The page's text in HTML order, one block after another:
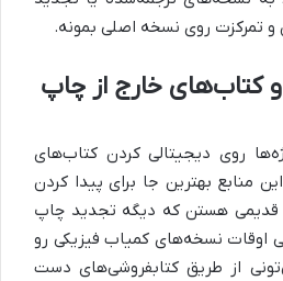
روی نسخه اصلی بمونه.
کتاب‌های خارج از چاپ
روی دیجیتالی کردن کتاب‌های
منابع بهترین جا برای پیدا کردن
هستن که دیگه تجدید چاپ
اوقات نسخه‌های کمیاب فیزیکی رو
از طریق کتابفروشی‌های دست